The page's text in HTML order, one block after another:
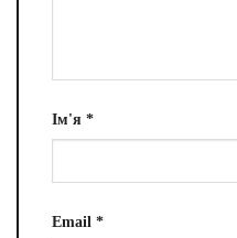
Ім'я *
Email *